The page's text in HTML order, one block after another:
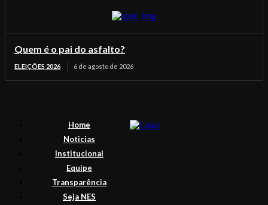
Quem é o pai do asfalto?
ELEIÇÕES 2026 6 de agosto de 2026
Home
Noticias
Institucional
Equipe
Transparência
Seja NES